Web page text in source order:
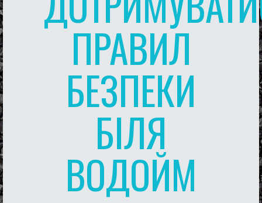
ПРАВИЛ
БЕЗПЕКИ
БІЛЯ
ВОДОЙМ